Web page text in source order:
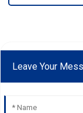
Leave Your